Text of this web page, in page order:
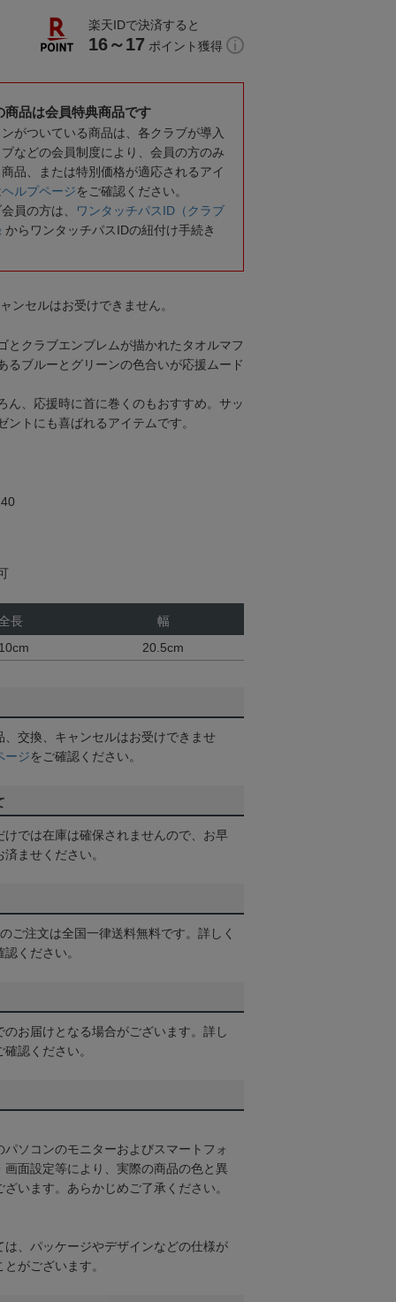
楽天IDで決済すると
16～17 ポイント獲得
商品は会員特典商品です
がついている商品は、各クラブが導入
などの会員制度により、会員の方のみ
品、または特別価格が適応されるアイ
ヘルプページをご確認ください。
員の方は、
ワンタッチパスID（クラブ
からワンタッチパスIDの紐付け手続き
ンセルはお受けできません。
とクラブエンブレムが描かれたタオルマフ
るブルーとグリーンの色合いが応援ムード
ん、応援時に首に巻くのもおすすめ。サッ
ントにも喜ばれるアイテムです。
長
幅
20.5cm
交換、キャンセルはお受けできませ
ージをご確認ください。
けでは在庫は確保されませんので、お早
ませください。
ご注文は全国一律送料無料です。詳しく
認ください。
お届けとなる場合がございます。詳し
確認ください。
ソコンのモニターおよびスマートフォ
画面設定等により、実際の商品の色と異
います。あらかじめご了承ください。
は、パッケージやデザインなどの仕様が
がございます。